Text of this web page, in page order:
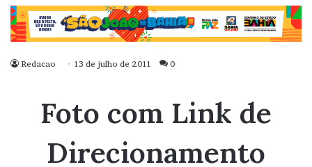
Redacao 13 de julho de 2011 0
Foto com Link de
Direcionamento